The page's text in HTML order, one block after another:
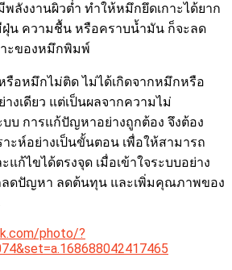
ลังงานผิวต่ำ ทำให้หมึกยึดเกาะได้ยาก
น ความชื้น หรือคราบน้ำมัน ก็จะลด
ะของหมึกพิมพ์
อหมึกไม่ติด ไม่ได้เกิดจากหมึกหรือ
งเดียว แต่เป็นผลจากความไม่
บ การแก้ปัญหาอย่างถูกต้อง จึงต้อง
ะห์อย่างเป็นขั้นตอน เพื่อให้สามารถ
แก้ไขได้ตรงจุด เมื่อเข้าใจระบบอย่าง
ดปัญหา ลดต้นทุน และเพิ่มคุณภาพของ
photo/?